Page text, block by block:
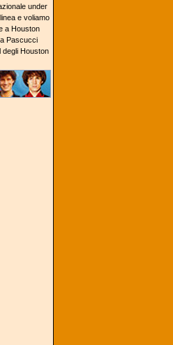
under
e voliamo
a Houston
Pascucci
degli Houston